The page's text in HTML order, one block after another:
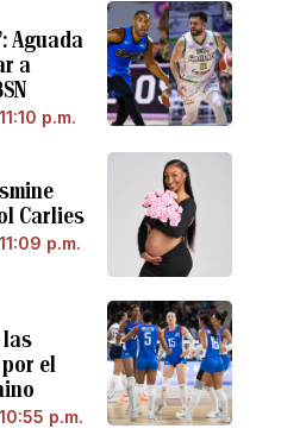
Aguada
a
p.m.
Carlies
p.m.
las
el
p.m.